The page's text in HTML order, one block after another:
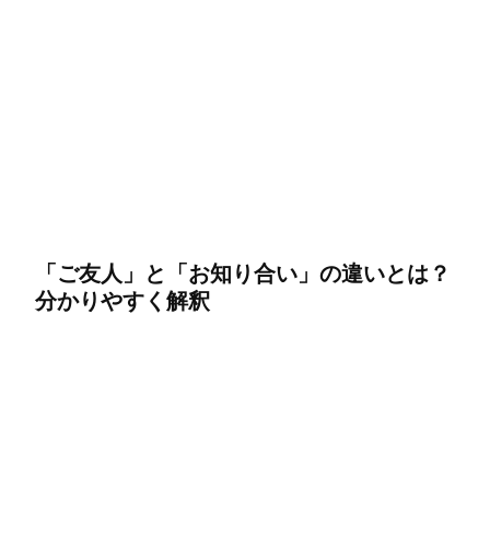
「ご友人」と「お知り合い」の違いとは？
分かりやすく解釈